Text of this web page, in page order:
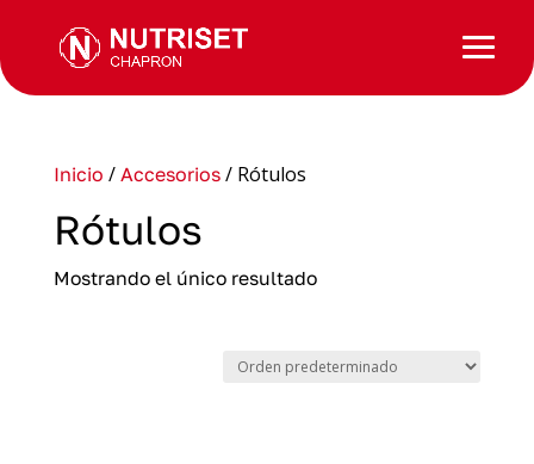
Inicio / Accesorios/ Rótulos
Rótulos
Mostrando el único resultado